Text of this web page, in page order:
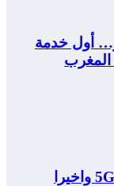
أول خدمة
المغرب